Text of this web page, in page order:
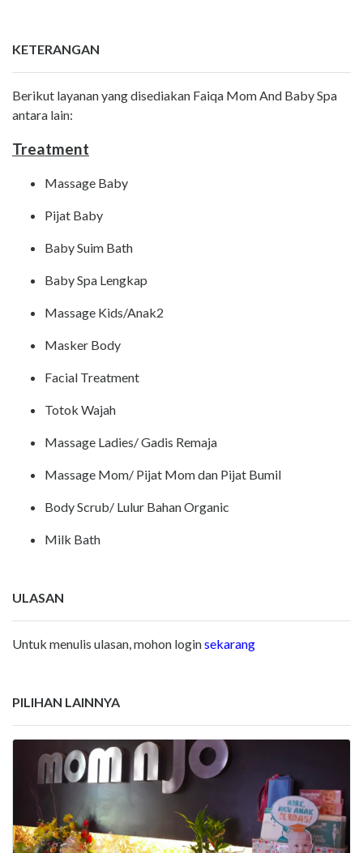
KETERANGAN
Berikut layanan yang disediakan Faiqa Mom And Baby Spa
antara lain:
Treatment
Massage Baby
Pijat Baby
Baby Suim Bath
Baby Spa Lengkap
Massage Kids/Anak2
Masker Body
Facial Treatment
Totok Wajah
Massage Ladies/ Gadis Remaja
Massage Mom/ Pijat Mom dan Pijat Bumil
Body Scrub/ Lulur Bahan Organic
Milk Bath
ULASAN
Untuk menulis ulasan, mohon loginsekarang
PILIHAN LAINNYA